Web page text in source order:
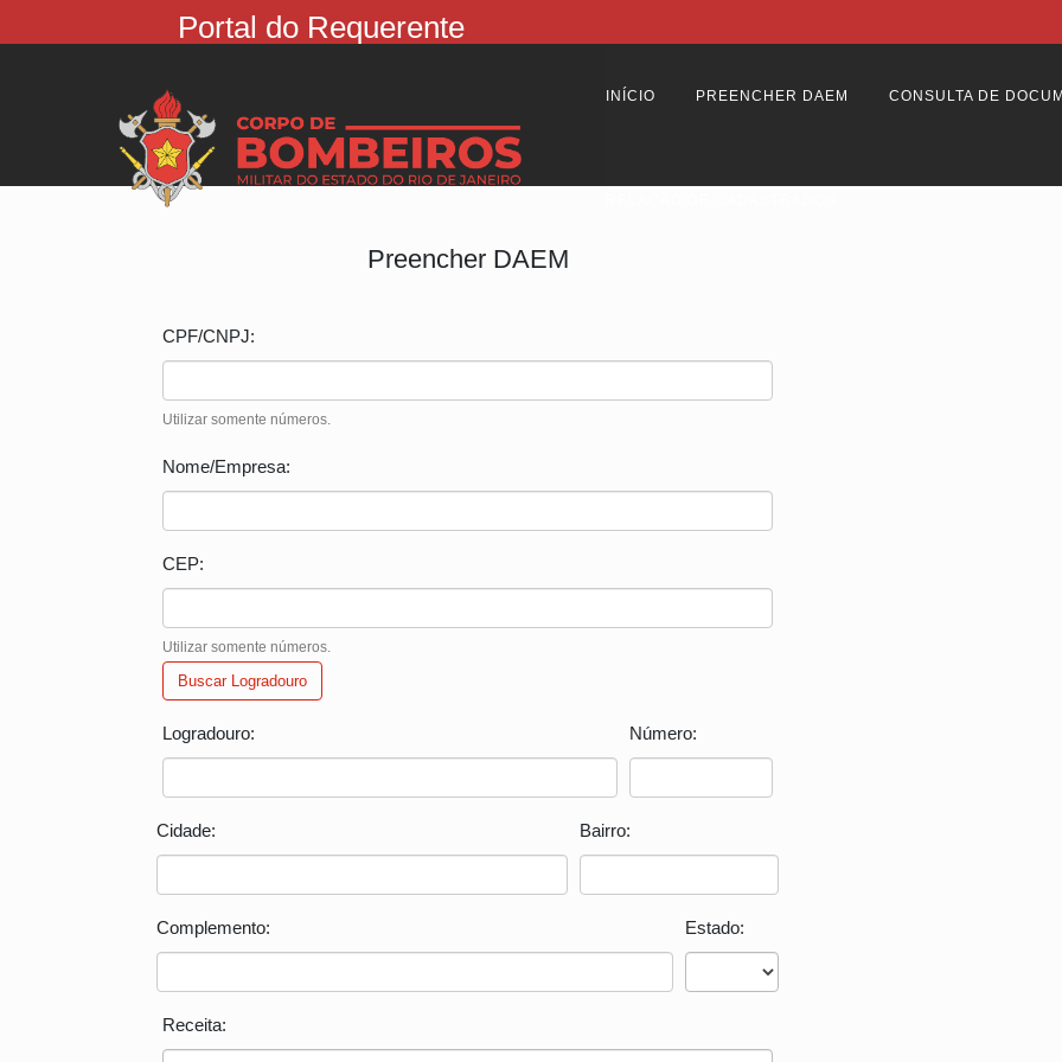
Portal do Requerente
INÍCIO PREENCHER DAEM CONSULTA DE
Preencher DAEM
CPF/CNPJ:
Utilizar somente números.
Nome/Empresa:
CEP:
Utilizar somente números.
Buscar Logradouro
Logradouro: Número:
Cidade: Bairro:
Complemento: Estado:
Receita: